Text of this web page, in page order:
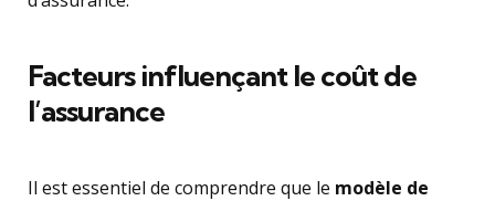
Facteurs influençant le coût de
l’assurance
Il est essentiel de comprendre que le modèle de